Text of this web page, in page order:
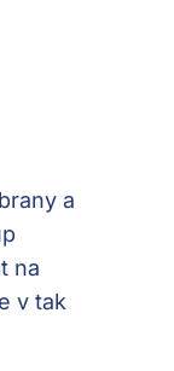
a
na
v tak